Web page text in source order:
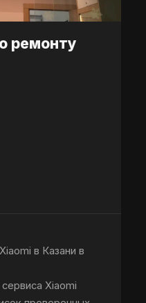
ремонту
в Казани в
Xiaomi